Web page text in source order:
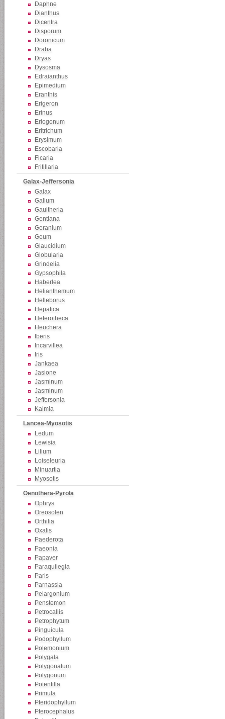
Daphne
Dianthus
Dicentra
Disporum
Doronicum
Draba
Dryas
Dysosma
Edraianthus
Epimedium
Eranthis
Erigeron
Erinus
Eriogonum
Eritrichum
Erysimum
Escobaria
Ficaria
Fritillaria
Galax-Jeffersonia
Galax
Galium
Gaultheria
Gentiana
Geranium
Geum
Glaucidium
Globularia
Grindelia
Gypsophila
Haberlea
Helianthemum
Helleborus
Hepatica
Heterotheca
Heuchera
Iberis
Incarvillea
Iris
Jankaea
Jasione
Jasminum
Jasminum
Jeffersonia
Kalmia
Lancea-Myosotis
Ledum
Lewisia
Lilium
Loiseleuria
Minuartia
Myosotis
Oenothera-Pyrola
Ophrys
Oreosolen
Orthilia
Oxalis
Paederota
Paeonia
Papaver
Paraquilegia
Paris
Parnassia
Pelargonium
Penstemon
Petrocallis
Petrophytum
Pinguicula
Podophyllum
Polemonium
Polygala
Polygonatum
Polygonum
Potentilla
Primula
Pteridophyllum
Pterocephalus